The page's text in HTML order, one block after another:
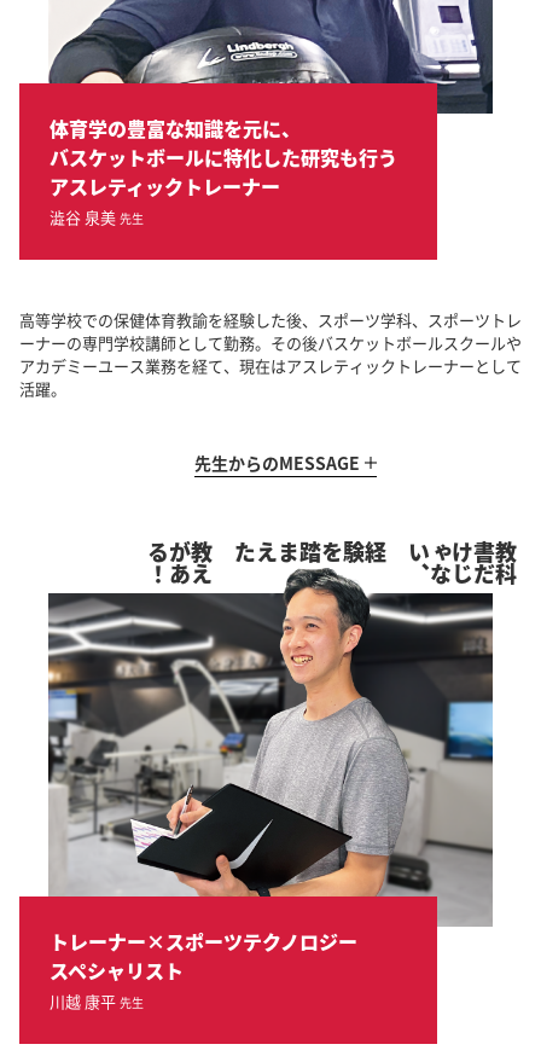
体育学の豊富な知識を元に、
バスケットボールに特化した研究も行う
アスレティックトレーナー
澁谷 泉美 先生
高等学校での保健体育教諭を経験した後、スポーツ学科、スポーツトレ
ーナーの専門学校講師として勤務。その後バスケットボールスクールや
アカデミーユース業務を経て、現在はアスレティックトレーナーとして
活躍。
先生からのMESSAGE
教
科
書
だ
け
じ
ゃ
な
い
、
経験を踏まえた
教
え
が
あ
る
！
トレーナー×スポーツテクノロジー
スペシャリスト
川越 康平 先生